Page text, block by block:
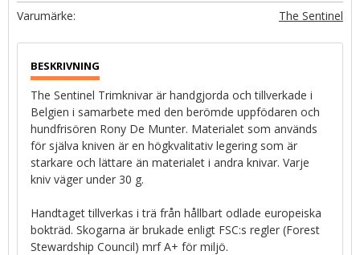
The Sentinel
The Sentinel Trimknivar är handgjorda och tillverkade i
Belgien i samarbete med den berömde uppfödaren och
hundfrisören Rony De Munter. Materialet som används
för själva kniven är en högkvalitativ legering som är
starkare och lättare än materialet i andra knivar. Varje
kniv väger under 30 g.
Handtaget tillverkas i trä från hållbart odlade europeiska
bokträd. Skogarna är brukade enligt FSC:s regler (Forest
Stewardship Council) mrf A+ för miljö.